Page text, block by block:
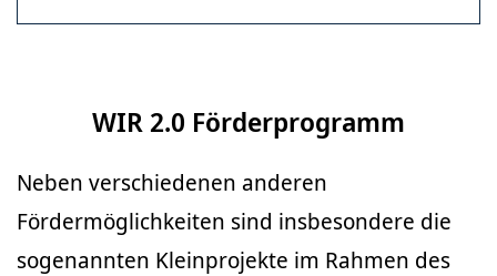
WIR 2.0 Förderprogramm
Neben verschiedenen anderen
Fördermöglichkeiten sind insbesondere die
sogenannten Kleinprojekte im Rahmen des